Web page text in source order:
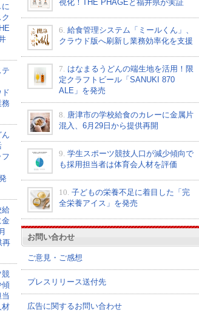
務
給
金
再
競
傾
材
視化！THE PHAGEと福井県が実証
6. 給食管理システム「ミールくん」、
クラウド版へ刷新し業務効率化を支援
7. はなまるうどんの端生地を活用！限
定クラフトビール「SANUKI 870
ALE」を発売
8. 唐津市の学校給食のカレーに金属片
混入、6月29日から提供再開
9. 学生スポーツ競技人口が減少傾向で
も採用担当者は体育会人材を評価
10. 子どもの栄養不足に着目した「完
全栄養アイス」を発売
お問い合わせ
ご意見・ご感想
プレスリリース送付先
広告に関するお問い合わせ